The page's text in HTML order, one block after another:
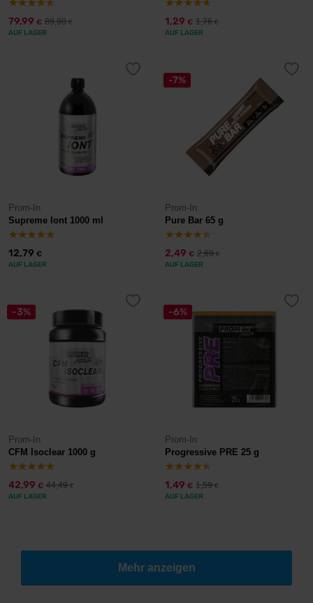
79,99 € 89,90€
AUF LAGER
1,29 € 1,76€
AUF LAGER
Prom-In
Supreme Iont 1000 ml
12,79 €
AUF LAGER
-7%
Prom-In
Pure Bar 65 g
2,49 € 2,69€
AUF LAGER
-3%
Prom-In
CFM Isoclear 1000 g
42,99 € 44,49€
AUF LAGER
-6%
Prom-In
Progressive PRE 25 g
1,49 € 1,59€
AUF LAGER
Mehr anzeigen